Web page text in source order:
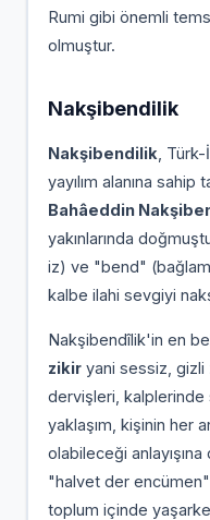
Rumi gibi önemli
olmuştur.
Nakşibendilik
Nakşibendilik ,
yayılım alanına
Bahâeddin
yakınlarında
iz) ve "bend"
kalbe ilahi sevgiyi
Nakşibendîlik'in en
zikiryani sessiz, gizli
dervişleri, kalplerinde
yaklaşım, kişinin her
olabileceği
"halvet der
toplum içinde